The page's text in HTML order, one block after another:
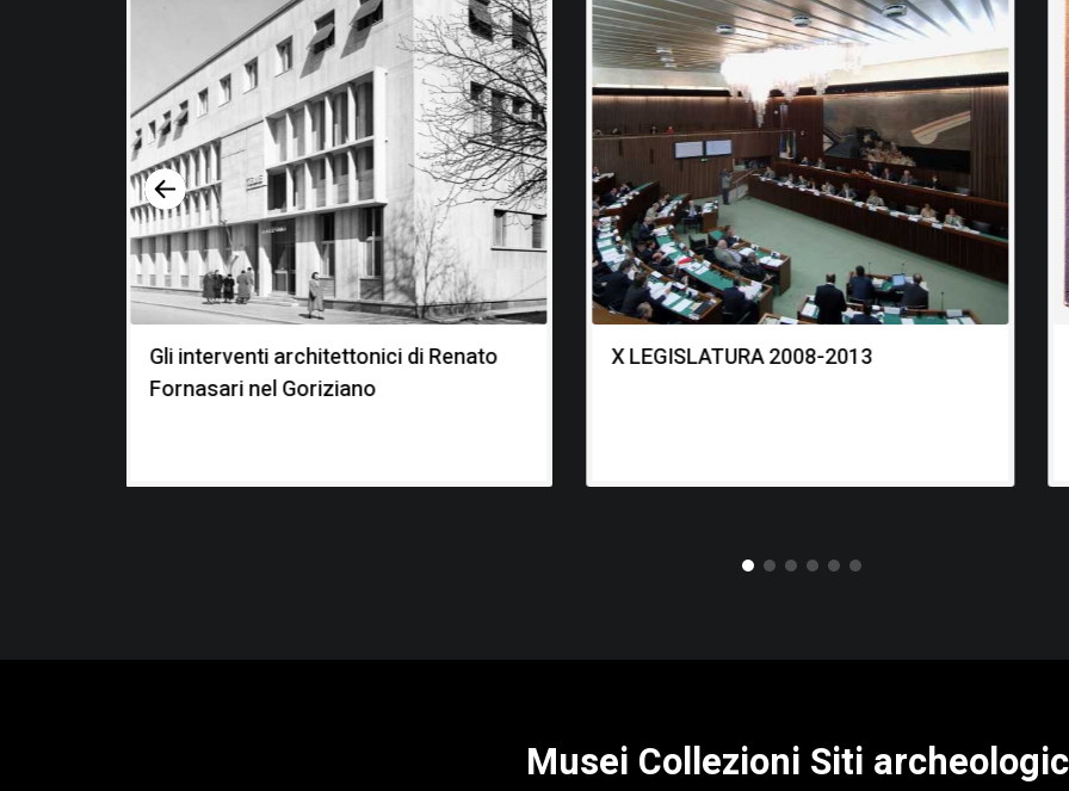
Gli interventi architettonici di Renato
Fornasari nel Goriziano
X LEGISLATURA 2008-2013
Musei Collezioni Siti